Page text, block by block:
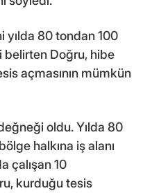
yılda 80 tondan 100
belirten Doğru, hibe
açmasının mümkün
oldu. Yılda 80
halkına iş alanı
çalışan 10
kurduğu tesis